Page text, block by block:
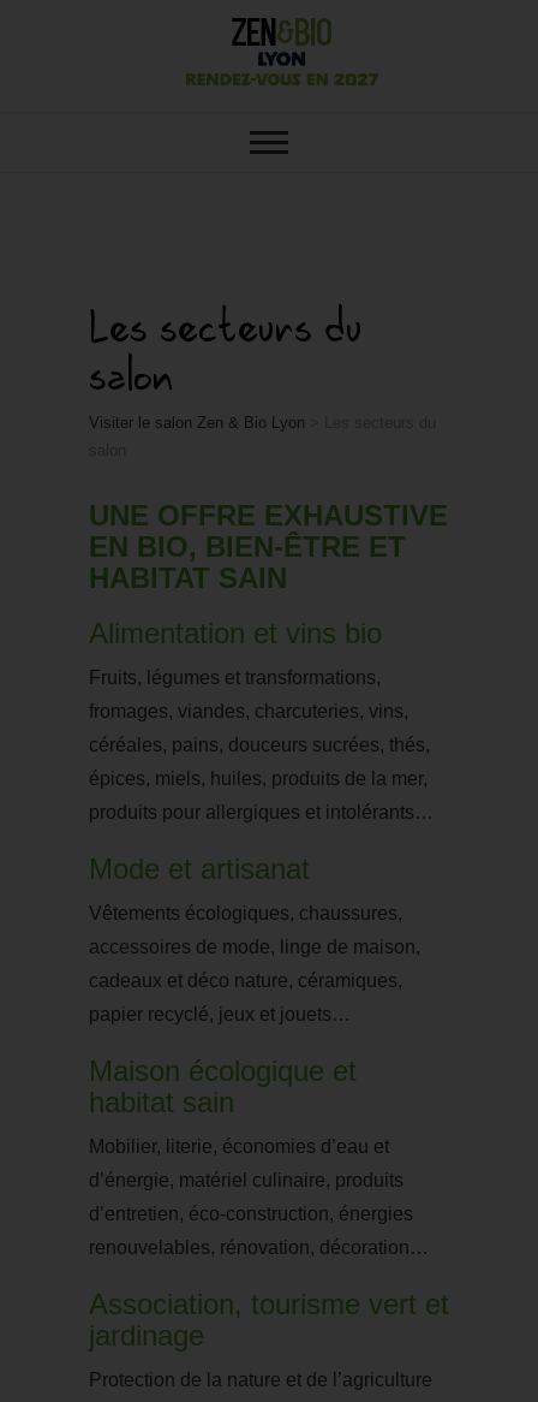
Salon Zen&Bio
SALON ÉCOLO, BIO, BIEN-ÊTRE
ET HABITAT SAIN
Les secteurs du
salon
Visiter le salon Zen & Bio Lyon
UNE OFFRE EXHAUSTIVE
EN BIO, BIEN-ÊTRE ET
HABITAT SAIN
Alimentation et vins bio
Fruits, légumes et transformations,
fromages, viandes, charcuteries, vins,
céréales, pains, douceurs sucrées, thés,
épices, miels, huiles, produits de la mer,
produits pour allergiques et intolérants…
Mode et artisanat
Vêtements écologiques, chaussures,
accessoires de mode, linge de maison,
cadeaux et déco nature, céramiques,
papier recyclé, jeux et jouets…
Maison écologique et
habitat sain
Mobilier, literie, économies d’eau et
d’énergie, matériel culinaire, produits
d’entretien, éco-construction, énergies
renouvelables, rénovation, décoration…
Association, tourisme vert et
jardinage
Protection de la nature et de l’agriculture